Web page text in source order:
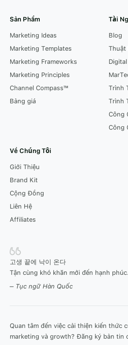
Sản Phẩm
Marketing Ideas
Marketing Templates
Marketing Frameworks
Marketing Principles
Channel Compass™
Bảng giá
Tài
Blog
Thuật
Trình
Trình
Công
Công
Về Chúng Tôi
Giới Thiệu
Brand Kit
Cộng Đồng
Liên Hệ
Affiliates
고생 끝에 낙이 온다
Tận cùng khó khăn mới đến hạnh phúc.
– Tục ngữ Hàn Quốc
Quan tâm đến việc cải thiện kiến thức
marketing và growth? Đăng ký bản tin